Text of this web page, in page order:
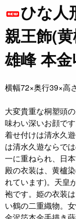
ひな人
親王飾(
雄峰 本
横幅72×奥行39×高
大変貴重な桐塑頭
味わい深いお顔です
着せ付けは清水久
は清水久遊ならで
一に重ねられ、日
殿の衣装は、黄櫨
れています)。天皇
袍です。姫の衣装
い鶴の二重織物。